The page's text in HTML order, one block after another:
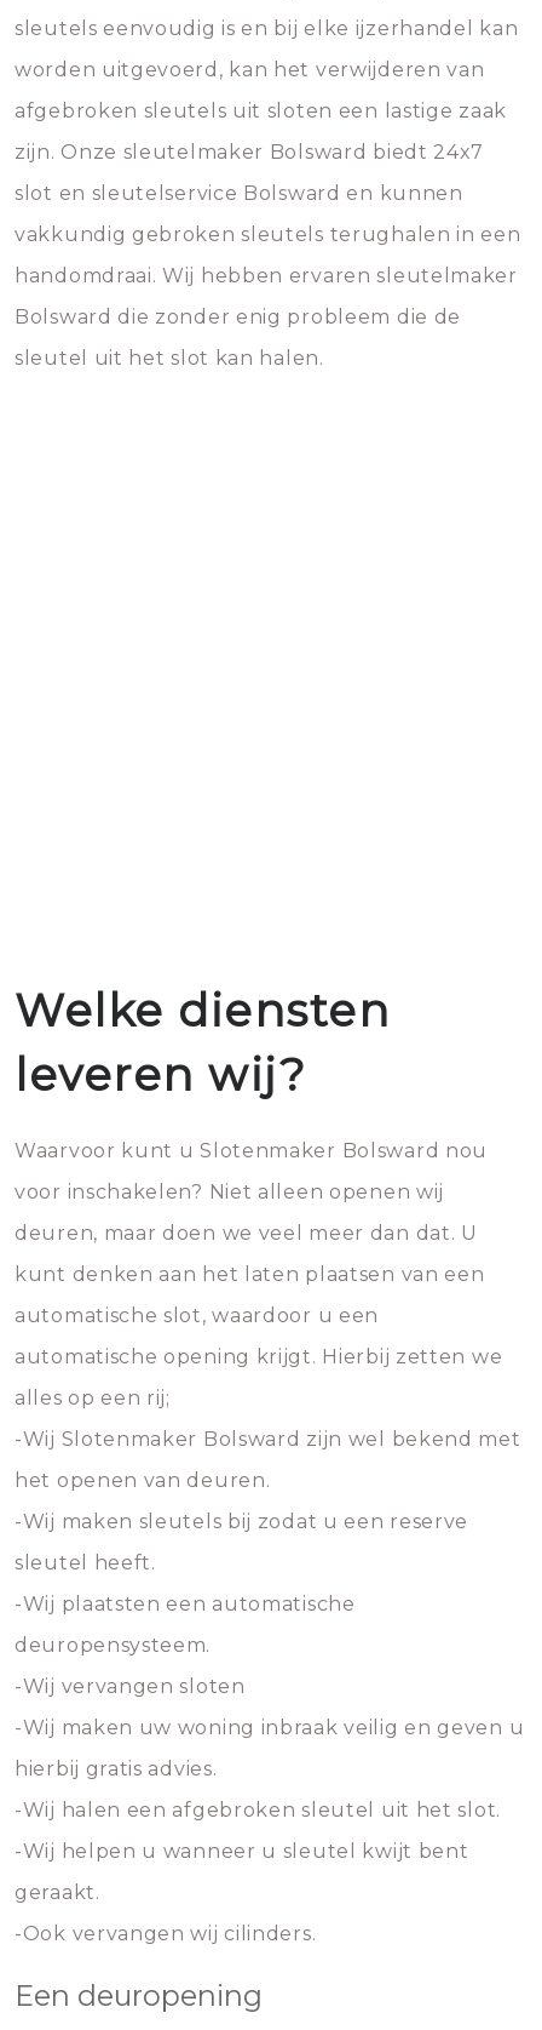
sleutels eenvoudig is en bij elke ijzerhandel kan
worden uitgevoerd, kan het verwijderen van
afgebroken sleutels uit sloten een lastige zaak
zijn. Onze sleutelmaker Bolsward biedt 24x7
slot en sleutelservice Bolsward en kunnen
vakkundig gebroken sleutels terughalen in een
handomdraai. Wij hebben ervaren sleutelmaker
Bolsward die zonder enig probleem die de
sleutel uit het slot kan halen.
Welke diensten
leveren wij?
Waarvoor kunt u Slotenmaker Bolsward nou
voor inschakelen? Niet alleen openen wij
deuren, maar doen we veel meer dan dat. U
kunt denken aan het laten plaatsen van een
automatische slot, waardoor u een
automatische opening krijgt. Hierbij zetten we
alles op een rij;
-Wij Slotenmaker Bolsward zijn wel bekend met
het openen van deuren.
-Wij maken sleutels bij zodat u een reserve
sleutel heeft.
-Wij plaatsten een automatische
deuropensysteem.
-Wij vervangen sloten
-Wij maken uw woning inbraak veilig en geven u
hierbij gratis advies.
-Wij halen een afgebroken sleutel uit het slot.
-Wij helpen u wanneer u sleutel kwijt bent
geraakt.
-Ook vervangen wij cilinders.
Een deuropening